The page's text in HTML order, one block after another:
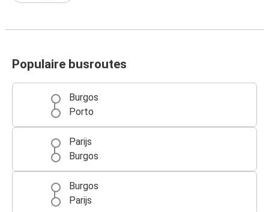
Populaire busroutes
Burgos
Porto
Parijs
Burgos
Burgos
Parijs